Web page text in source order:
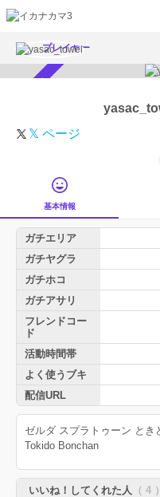
プレイヤー
𝕏 ページ
基本情報
ガチエリア
ガチヤグラ
ガチホコ
ガチアサリ
フレンドコー
ド
活動時間帯
よく使うブキ
配信URL
ゼルダ スプラトゥーン とき
Tokido Bonchan
いいね！してくれた人 （ 4 ）